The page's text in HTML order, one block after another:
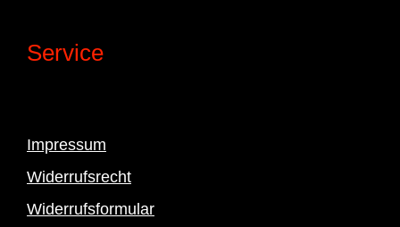
Service
Impressum
Widerrufsrecht
Widerrufsformular